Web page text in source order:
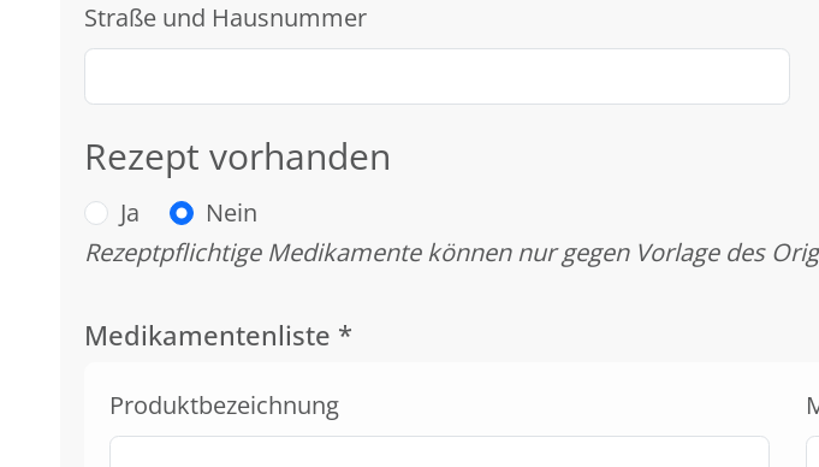
Straße und Hausnummer
Rezept vorhanden
Ja
Nein
Rezeptpflichtige Medikamente können nur gegen Vorlage des
Medikamentenliste *
Produktbezeichnung